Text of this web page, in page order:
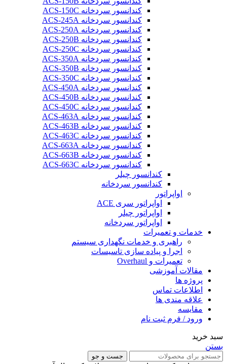
کندانسور سردخانه ACS-150C
کندانسور سردخانه ACS-245A
کندانسور سردخانه ACS-250A
کندانسور سردخانه ACS-250B
کندانسور سردخانه ACS-250C
کندانسور سردخانه ACS-350A
کندانسور سردخانه ACS-350B
کندانسور سردخانه ACS-350C
کندانسور سردخانه ACS-450A
کندانسور سردخانه ACS-450B
کندانسور سردخانه ACS-450C
کندانسور سردخانه ACS-463A
کندانسور سردخانه ACS-463B
کندانسور سردخانه ACS-463C
کندانسور سردخانه ACS-663A
کندانسور سردخانه ACS-663B
کندانسور سردخانه ACS-663C
کندانسور چیلر
کندانسور سردخانه
اواپراتور
اواپراتور سری ACE
اواپراتور چیلر
اواپراتور سردخانه
خدمات و تعمیرات
راهبری و خدمات نگهداری سیستم
اجرا و پیاده سازی تاسیسات
تعمیرات و Overhaul
مقالات آموزشی
پروژه ها
اطلاعات تماس
علاقه مندی ها
مقایسه
ورود / فرم ثبت نام
سبد خرید
بستن
جست و جو